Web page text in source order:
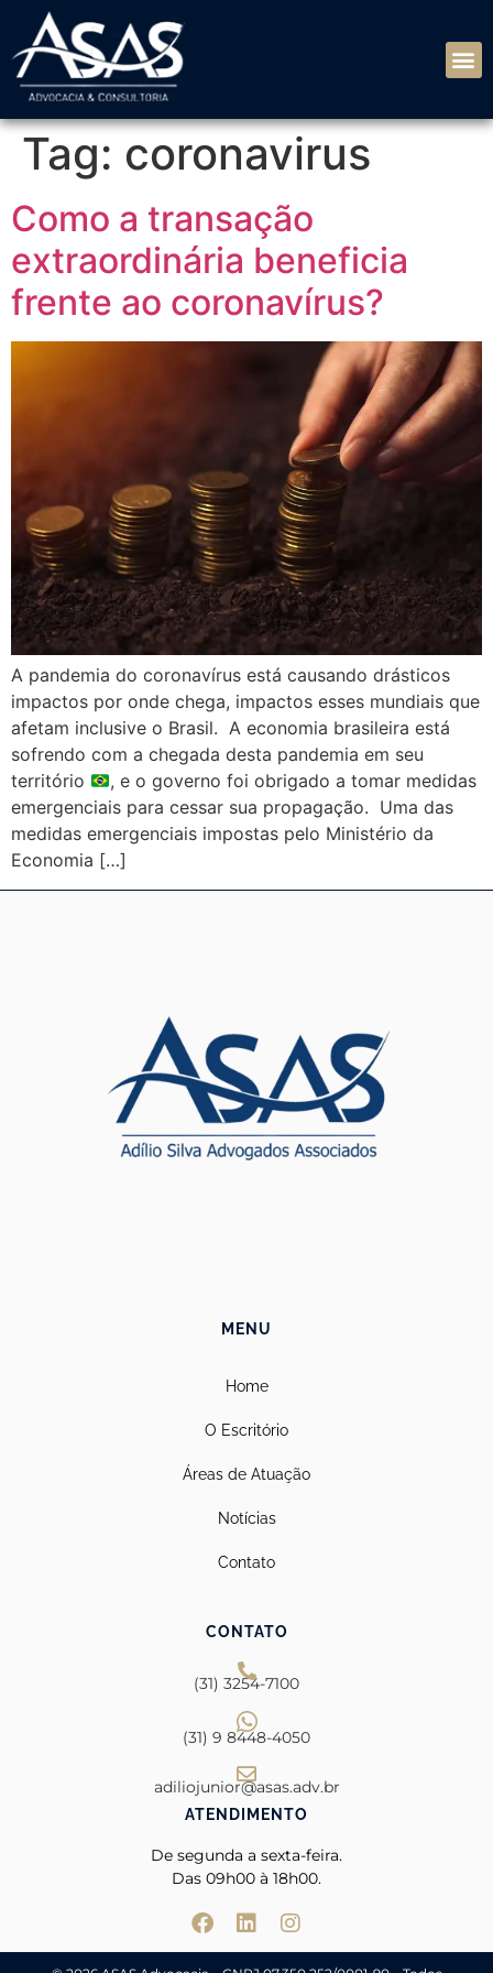
Tag: coronavirus
Como a transação
extraordinária beneficia
frente ao coronavírus?
A pandemia do coronavírus está causando drásticos
impactos por onde chega, impactos esses mundiais que
afetam inclusive o Brasil. A economia brasileira está
sofrendo com a chegada desta pandemia em seu
território
, e o governo foi obrigado a tomar medidas
emergenciais para cessar sua propagação. Uma das
medidas emergenciais impostas pelo Ministério da
Economia […]
MENU
Home
O Escritório
Áreas de Atuação
Notícias
Contato
CONTATO
(31) 3254-7100
(31) 9 8448-4050
adiliojunior@asas.adv.br
ATENDIMENTO
De segunda a sexta-feira.
Das 09h00 à 18h00.